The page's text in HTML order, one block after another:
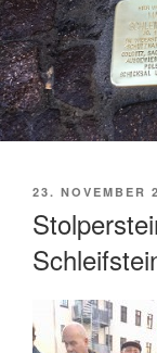
23. NOVEMBER